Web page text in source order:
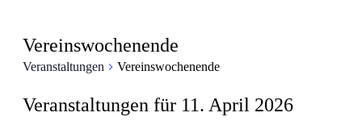
Vereinswochenende
Veranstaltungen Vereinswochenende
Veranstaltungen für 11. April 2026